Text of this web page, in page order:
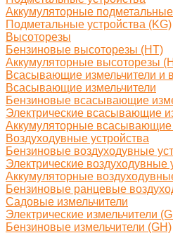
Аккумуляторные
Подметальные устройства (KG)
Высоторезы
Бензиновые высоторезы (HT)
Аккумуляторные высоторезы
Всасывающие измельчители и
Всасывающие измельчители
Бензиновые всасывающие
Электрические всасывающие
Аккумуляторные всасывающие
Воздуходувные устройства
Бензиновые воздуходувные
Электрические воздуходувные
Аккумуляторные
Бензиновые ранцевые
Садовые измельчители
Электрические измельчители
Бензиновые измельчители (GH)